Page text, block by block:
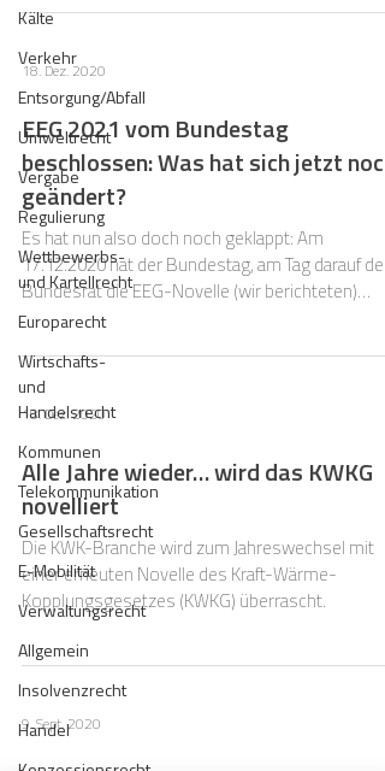
Kälte
Verkehr
Entsorgung/Abfall
Umweltrecht
Vergabe
Regulierung
Wettbewerbs-
und Kartellrecht
Europarecht
Wirtschafts-
und
Handelsrecht
Kommunen
Telekommunikation
Gesellschaftsrecht
E-Mobilität
Verwaltungsrecht
Allgemein
Insolvenzrecht
Handel
18. Dez. 2020
EEG 2021 vom Bundestag
beschlossen: Was hat sich jetzt noch
geändert?
Es hat nun also doch noch geklappt: Am
17.12.2020 hat der Bundestag, am Tag darauf der
Bundesrat die EEG-Novelle (wir berichteten)
beschloss
18. Dez. 2020
Alle Jahre wieder… wird das KWKG
novelliert
Die KWK-Branche wird zum Jahreswechsel mit
einer erneuten Novelle des Kraft-Wärme-
Kopplungsgesetzes (KWKG) überrascht.
9. Sept. 2020